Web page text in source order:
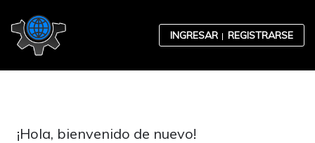
INGRESAR REGISTRARSE
¡Hola, bienvenido de nuevo!